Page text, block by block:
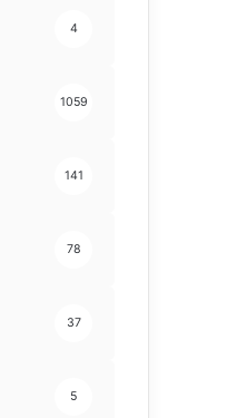
4
1059
141
78
37
5